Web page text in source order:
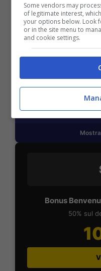
BONUS
Fino a 2050€
Per i nuovi utenti della
Bonus Scommesse
Bonus
50% sul
Some vendors may
of legitimate interest,
your options below. Look
or in the site menu to
and cookie settings.